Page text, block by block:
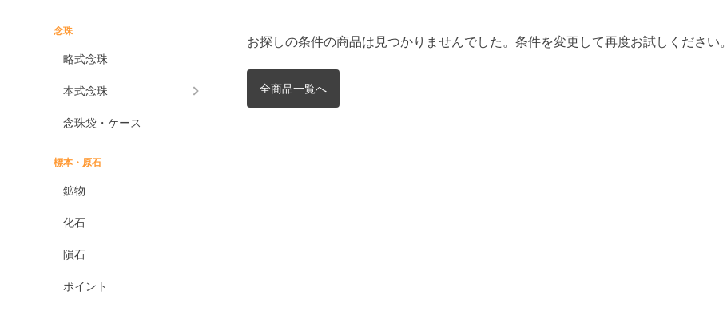
念珠
略式念珠
本式念珠
念珠袋・ケース
標本・原石
鉱物
化石
隕石
ポイント
お探しの条件の商品は見つかりませんでした。条件を変更して再度お試しください。
全商品一覧へ